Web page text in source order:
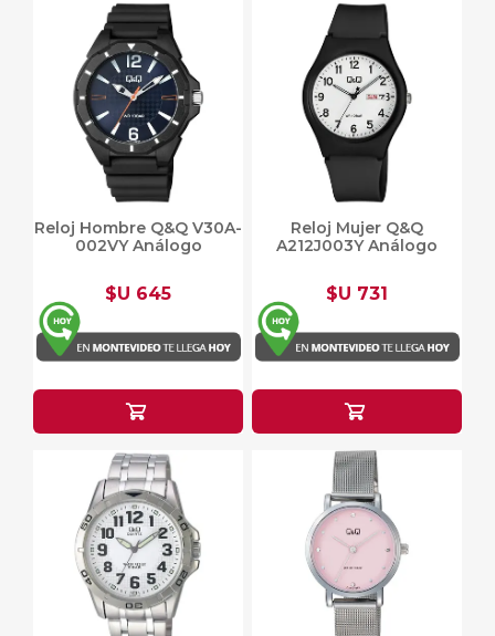
Reloj Hombre Q&Q V30A-
002VY Análogo
$U 645
Reloj Mujer Q&Q
A212J003Y Análogo
$U 731